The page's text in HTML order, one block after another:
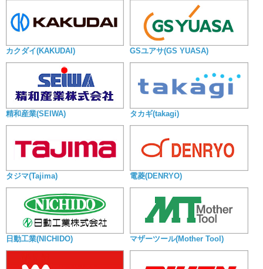
カクダイ(KAKUDAI) GSユアサ(GS YUASA)
精和産業(SEIWA) タカギ(takagi)
タジマ(Tajima) 電菱(DENRYO)
日動工業(NICHIDO) マザーツール(Mother Tool)